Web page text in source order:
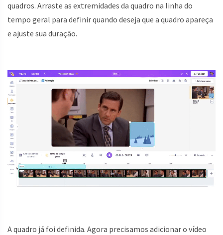
quadros. Arraste as extremidades da quadro na linha do
tempo geral para definir quando deseja que a quadro apareça
e ajuste sua duração.
A quadro já foi definida. Agora precisamos adicionar o vídeo